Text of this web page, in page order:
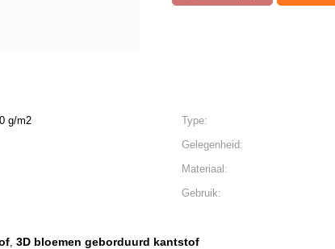
g/m2 Type:
Gelegenheid:
Materiaal:
Gebruik:
, 3D bloemen geborduurd kantstof